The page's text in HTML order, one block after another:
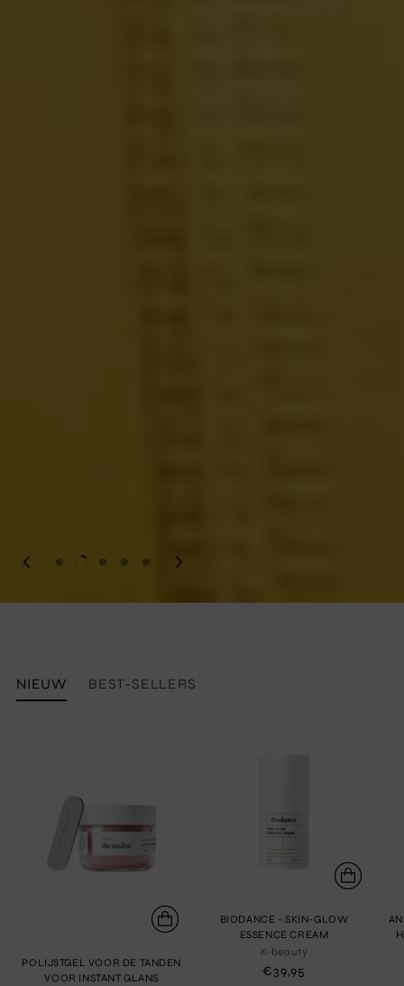
NIEUW BEST-SELLERS
POLIJSTGEL VOOR DE TANDEN
VOOR INSTANT GLANS
BIODANCE - SKIN-GLOW
ESSENCE CREAM
K-beauty
€39,95